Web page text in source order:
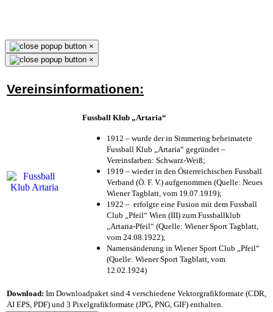
×
×
Vereinsinformationen:
Fussball Klub „Artaria“
1912 – wurde der in Simmering beheimatete
Fussball Klub „Artaria“ gegründet –
Vereinsfarben: Schwarz-Weiß;
1919 – wieder in den Österreichischen Fussball
Verband (Ö. F. V.) aufgenommen (Quelle: Neues
Wiener Tagblatt, vom 19.07.1919);
1922 – erfolgte eine Fusion mit dem Fussball
Club „Pfeil“ Wien (III) zum Fussballklub
„Artaria-Pfeil“ (Quelle: Wiener Sport Tagblatt,
vom 24.08.1922);
Namensänderung in Wiener Sport Club „Pfeil“
(Quelle: Wiener Sport Tagblatt, vom
12.02.1924)
Download: Im Downloadpaket sind 4 verschiedene Vektorgrafikformate (CDR,
AI EPS, PDF) und 3 Pixelgrafikformate (JPG, PNG, GIF) enthalten.